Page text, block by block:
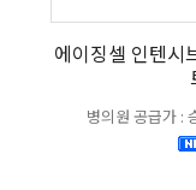
에이징셀 인텐시
병의원 공급가 :